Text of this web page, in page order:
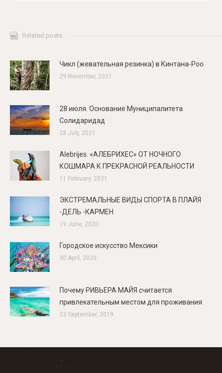
Related posts
Чикл (жевательная резинка) в Кинтана-Роо
29 November, 2021
28 июля. Основание Муниципалитета
Солидаридад
28 July, 2021
Alebrijes. «АЛЕБРИХЕС» ОТ НОЧНОГО
КОШМАРА К ПРЕКРАСНОЙ РЕАЛЬНОСТИ
11 February, 2021
ЭКСТРЕМАЛЬНЫЕ ВИДЫ СПОРТА В ПЛАЙЯ
-ДЕЛЬ -КАРМЕН
19 June, 2020
Городское искусство Мексики
30 April, 2020
Почему РИВЬЕРА МАЙЯ считается
привлекательным местом для проживания
23 September, 2019